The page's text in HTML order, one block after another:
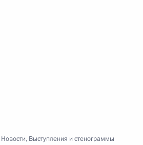
Новости, Выступления и стенограммы